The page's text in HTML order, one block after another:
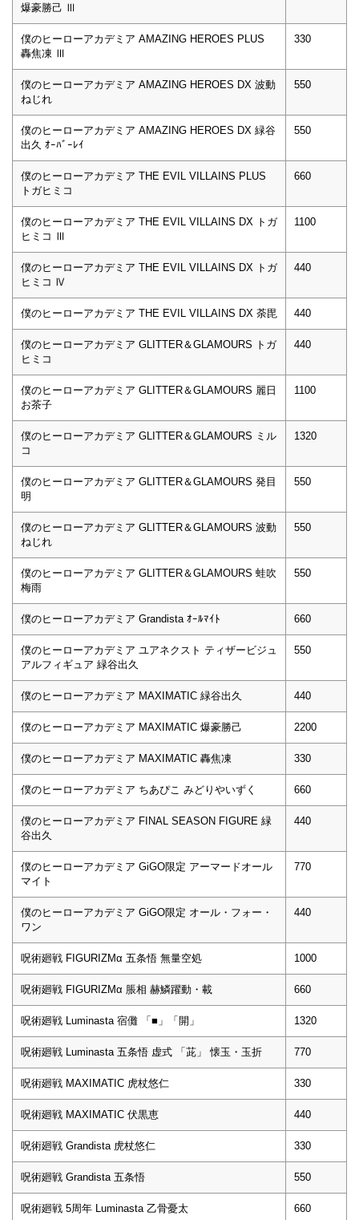
爆豪勝己 Ⅲ
僕のヒーローアカデミア AMAZING HEROES PLUS
轟焦凍 Ⅲ
330
僕のヒーローアカデミア AMAZING HEROES DX 波動
ねじれ
550
僕のヒーローアカデミア AMAZING HEROES DX 緑谷
出久 ｵｰﾊﾞｰﾚｲ
550
僕のヒーローアカデミア THE EVIL VILLAINS PLUS
トガヒミコ
660
僕のヒーローアカデミア THE EVIL VILLAINS DX トガ
ヒミコ Ⅲ
1100
僕のヒーローアカデミア THE EVIL VILLAINS DX トガ
ヒミコ Ⅳ
440
僕のヒーローアカデミア THE EVIL VILLAINS DX 荼毘 440
僕のヒーローアカデミア GLITTER＆GLAMOURS トガ
ヒミコ
440
僕のヒーローアカデミア GLITTER＆GLAMOURS 麗日
お茶子
1100
僕のヒーローアカデミア GLITTER＆GLAMOURS ミル
コ
1320
僕のヒーローアカデミア GLITTER＆GLAMOURS 発目
明
550
僕のヒーローアカデミア GLITTER＆GLAMOURS 波動
ねじれ
550
僕のヒーローアカデミア GLITTER＆GLAMOURS 蛙吹
梅雨
550
僕のヒーローアカデミア Grandista ｵｰﾙﾏｲﾄ 660
僕のヒーローアカデミア ユアネクスト ティザービジュ
アルフィギュア 緑谷出久
550
僕のヒーローアカデミア MAXIMATIC 緑谷出久 440
僕のヒーローアカデミア MAXIMATIC 爆豪勝己 2200
僕のヒーローアカデミア MAXIMATIC 轟焦凍 330
僕のヒーローアカデミア ちあぴこ みどりやいずく 660
僕のヒーローアカデミア FINAL SEASON FIGURE 緑
谷出久
440
僕のヒーローアカデミア GiGO限定 アーマードオール
マイト
770
僕のヒーローアカデミア GiGO限定 オール・フォー・
ワン
440
呪術廻戦 FIGURIZMα 五条悟 無量空処 1000
呪術廻戦 FIGURIZMα 脹相 赫鱗躍動・載 660
呪術廻戦 Luminasta 宿儺 「■」「開」 1320
呪術廻戦 Luminasta 五条悟 虚式 「茈」 懐玉・玉折 770
呪術廻戦 MAXIMATIC 虎杖悠仁 330
呪術廻戦 MAXIMATIC 伏黒恵 440
呪術廻戦 Grandista 虎杖悠仁 330
呪術廻戦 Grandista 五条悟 550
呪術廻戦 5周年 Luminasta 乙骨憂太 660